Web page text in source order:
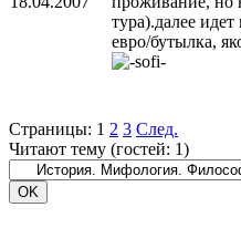
тура).далее
евро/бутылка,
Страницы: 1 2 3 След.
Читают тему (гостей: 1)